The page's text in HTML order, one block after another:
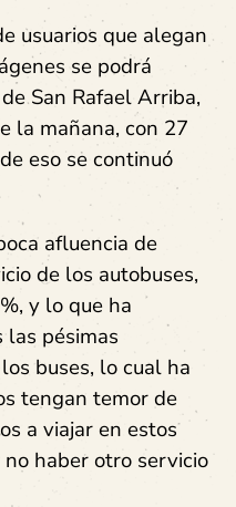
usuarios que alegan
se podrá
San Rafael Arriba,
la mañana, con 27
eso se continuó
afluencia de
de los autobuses,
y lo que ha
las pésimas
buses, lo cual ha
tengan temor de
a viajar en estos
haber otro servicio